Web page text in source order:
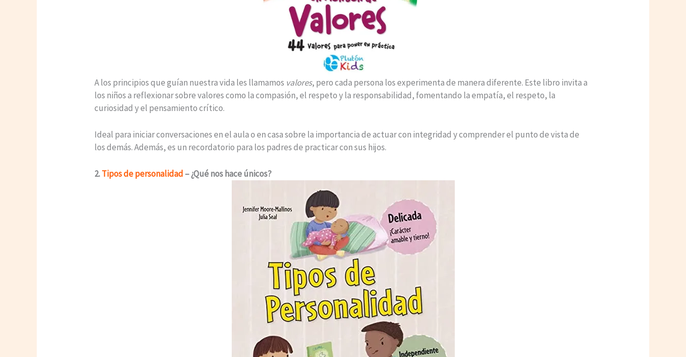
A los principios que guían nuestra vida les llamamos valores, pero cada persona los experimenta de manera diferente. Este libro invita a
los niños a reflexionar sobre valores como la compasión, el respeto y la responsabilidad, fomentando la empatía, el respeto, la
curiosidad y el pensamiento crítico.
Ideal para iniciar conversaciones en el aula o en casa sobre la importancia de actuar con integridad y comprender el punto de vista de
los demás. Además, es un recordatorio para los padres de practicar con sus hijos.
2.Tipos de personalidad – ¿Qué nos hace únicos?